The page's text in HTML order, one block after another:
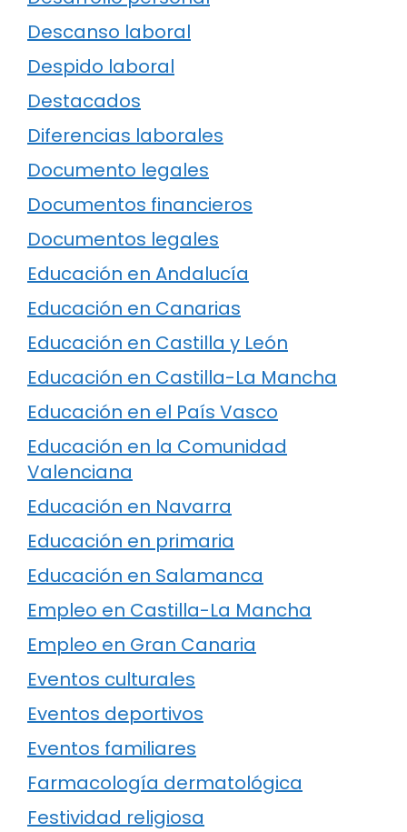
Descanso laboral
Despido laboral
Destacados
Diferencias laborales
Documento legales
Documentos financieros
Documentos legales
Educación en Andalucía
Educación en Canarias
Educación en Castilla y León
Educación en Castilla-La Mancha
Educación en el País Vasco
Educación en la Comunidad
Valenciana
Educación en Navarra
Educación en primaria
Educación en Salamanca
Empleo en Castilla-La Mancha
Empleo en Gran Canaria
Eventos culturales
Eventos deportivos
Eventos familiares
Farmacología dermatológica
Festividad religiosa